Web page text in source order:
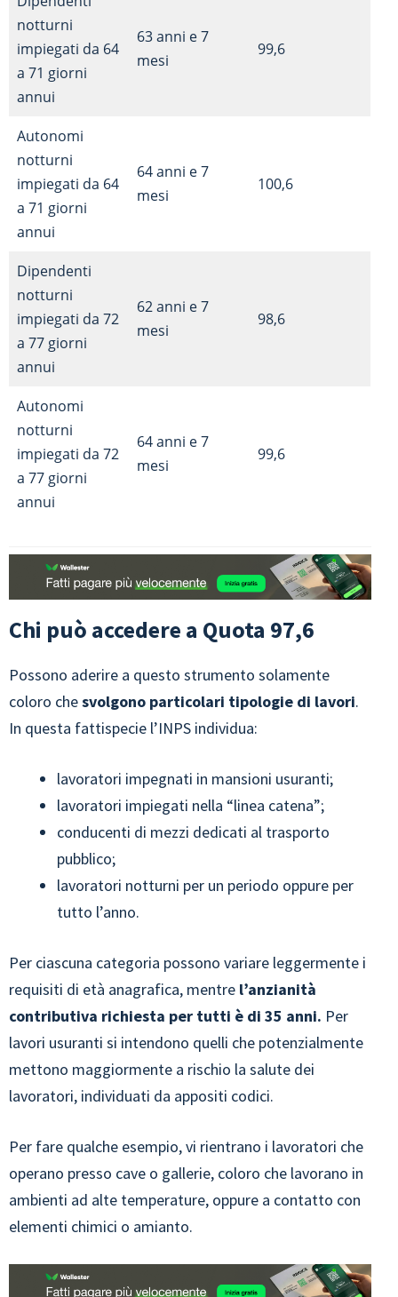
notturni
impiegati da 64
a 71 giorni
annui
63 anni e 7
mesi
99,6
Autonomi
notturni
impiegati da 64
a 71 giorni
annui
64 anni e 7
mesi
100,6
Dipendenti
notturni
impiegati da 72
a 77 giorni
annui
62 anni e 7
mesi
98,6
Autonomi
notturni
impiegati da 72
a 77 giorni
annui
64 anni e 7
mesi
99,6
Chi può accedere a Quota 97,6
Possono aderire a questo strumento solamente
coloro chesvolgono particolari tipologie di lavori.
In questa fattispecie l’INPS individua:
lavoratori impegnati in mansioni usuranti;
lavoratori impiegati nella “linea catena”;
conducenti di mezzi dedicati al trasporto
pubblico;
lavoratori notturni per un periodo oppure per
tutto l’anno.
Per ciascuna categoria possono variare leggermente i
requisiti di età anagrafica, mentre l’anzianità
contributiva richiesta per tutti è di 35 anni. Per
lavori usuranti si intendono quelli che potenzialmente
mettono maggiormente a rischio la salute dei
lavoratori, individuati da appositi codici.
Per fare qualche esempio, vi rientrano i lavoratori che
operano presso cave o gallerie, coloro che lavorano in
ambienti ad alte temperature, oppure a contatto con
elementi chimici o amianto.